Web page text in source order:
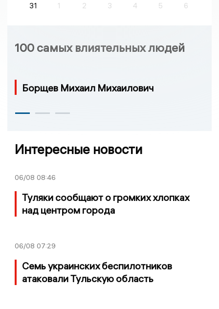
31
1 2 3 4 5 6
100 самых влиятельных людей
Борщев Михаил Михаилович
Интересные новости
06/08 08:46
Туляки сообщают о громких хлопках
над центром города
06/08 07:29
Семь украинских беспилотников
атаковали Тульскую область